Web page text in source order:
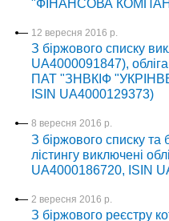
"ФІНАНСОВА
12 вересня 2016 р.
З біржового списку
UA4000091847),
ПАТ "ЗНВКІФ
ISIN UA4000129373)
8 вересня 2016 р.
З біржового списку та
лістингу виключені
UA4000186720, ISIN
2 вересня 2016 р.
З біржового реєстру